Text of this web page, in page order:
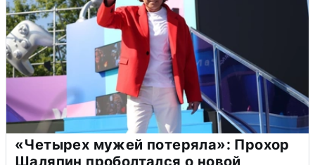
«Четырех мужей потеряла»: Прохор